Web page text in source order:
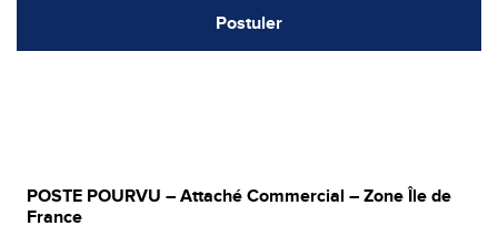
Postuler
POSTE POURVU – Attaché Commercial – Zone Île de
France